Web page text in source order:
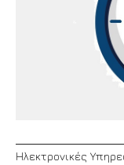
Ηλεκτρονικές